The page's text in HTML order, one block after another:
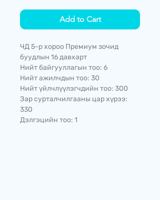
Add to Cart
ЧД 5-р хороо Премиум зочид
буудлын 16 давхарт
Нийт байгууллагын тоо: 6
Нийт ажилчдын тоо: 30
Нийт үйлчлүүлэгчдийн тоо: 300
Зар сурталчилгааны цар хүрээ:
330
Дэлгэцийн тоо: 1